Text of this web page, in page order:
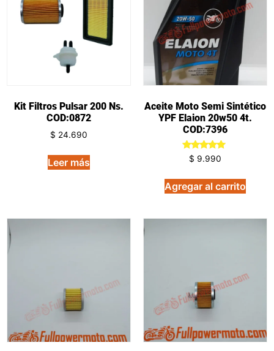
Kit Filtros Pulsar 200 Ns.
COD:0872
$ 24.690
Leer más
Aceite Moto Semi Sintético
YPF Elaion 20w50 4t.
COD:7396
Valorado
en
de 5
$ 9.990
Agregar al carrito